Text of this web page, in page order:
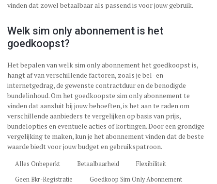
vinden dat zowel betaalbaar als passend is voor jouw gebruik.
Welk sim only abonnement is het
goedkoopst?
Het bepalen van welk sim only abonnement het goedkoopst is,
hangt af van verschillende factoren, zoals je bel- en
internetgedrag, de gewenste contractduur en de benodigde
bundelinhoud. Om het goedkoopste sim only abonnement te
vinden dat aansluit bij jouw behoeften, is het aan te raden om
verschillende aanbieders te vergelijken op basis van prijs,
bundelopties en eventuele acties of kortingen. Door een grondige
vergelijking te maken, kun je het abonnement vinden dat de beste
waarde biedt voor jouw budget en gebruikspatroon.
Alles Onbeperkt Betaalbaarheid
Flexibiliteit
Geen Bkr-Registratie
Goedkoop Sim Only Abonnement